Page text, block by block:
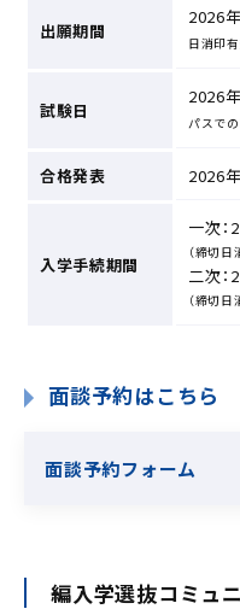
出願期間
2026
日消印有
試験日
2026
パスで
合格発表 2026
入学手続期間
一次：
（締切日
二次：
（締切日
面談予約はこちら
面談予約フォーム
編入学選抜コミュ